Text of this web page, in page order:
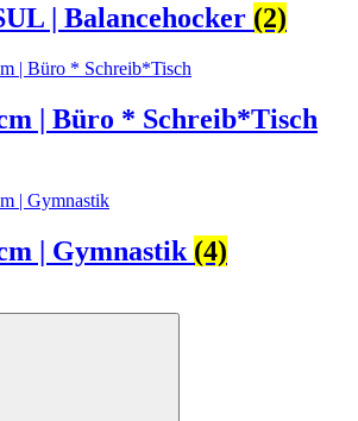
| Balancehocker (2)
| Büro * Schreib*Tisch
| Gymnastik (4)